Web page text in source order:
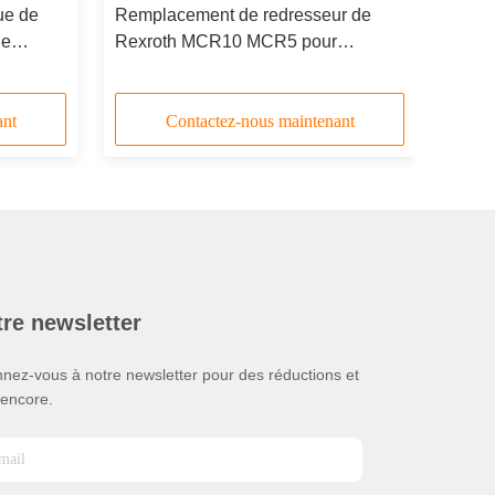
de
Remplacement de redresseur de
Rexroth MCR10 MCR5 pour
moteur d'entraînement
Contactez-nous maintenant
newsletter
vous à notre newsletter pour des réductions et